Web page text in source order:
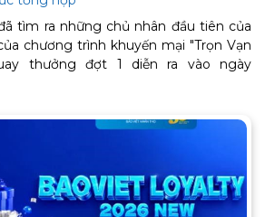
tìm ra những chủ nhân đầu tiên của
chương trình khuyến mại "Trọn Vạn
thưởng đợt 1 diễn ra vào ngày